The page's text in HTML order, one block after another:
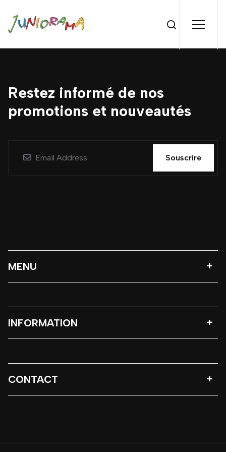
Restez informé de nos
promotions et nouveautés
Souscrire
MENU
INFORMATION
CONTACT